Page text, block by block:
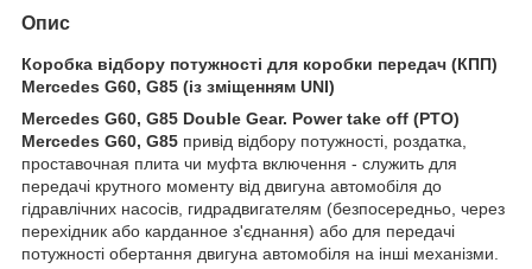
Опис
Коробка відбору потужності для коробки передач (КПП)
Mercedes G60, G85 (із зміщенням UNI)
Mercedes G60, G85 Double Gear. Power take off (PTO)
Mercedes G60, G85 привід відбору потужності, роздатка,
проставочная плита чи муфта включення - служить для
передачі крутного моменту від двигуна автомобіля до
гідравлічних насосів, гидрадвигателям (безпосередньо, через
перехідник або карданное з'єднання) або для передачі
потужності обертання двигуна автомобіля на інші механізми.